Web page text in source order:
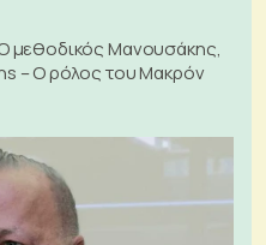
μεθοδικός Μανουσάκης,
– Ο ρόλος του Μακρόν